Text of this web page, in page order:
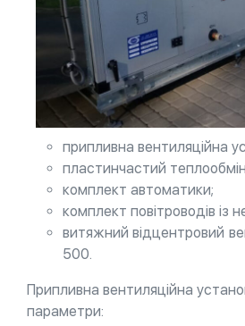
припливна вентиляційна
пластинчастий
комплект автоматики;
комплект повітроводів із
витяжний відцентровий
500.
Припливна вентиляційна
параметри: